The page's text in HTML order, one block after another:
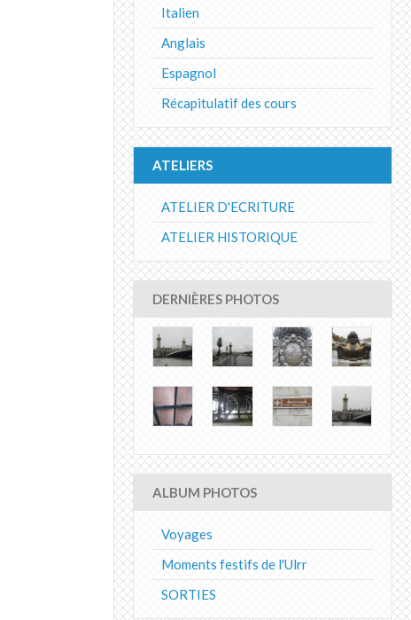
Italien
Anglais
Espagnol
Récapitulatif des cours
ATELIERS
ATELIER D'ECRITURE
ATELIER HISTORIQUE
DERNIÈRES PHOTOS
ALBUM PHOTOS
Voyages
Moments festifs de l'Ulrr
SORTIES